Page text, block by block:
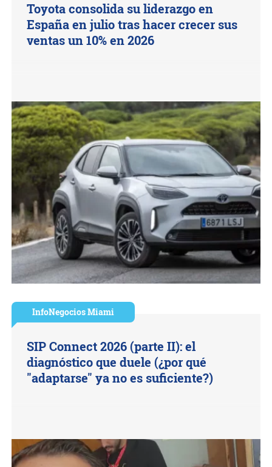
Toyota consolida su liderazgo en
España en julio tras hacer crecer sus
ventas un 10% en 2026
InfoNegocios Miami
SIP Connect 2026 (parte II): el
diagnóstico que duele (¿por qué
"adaptarse" ya no es suficiente?)